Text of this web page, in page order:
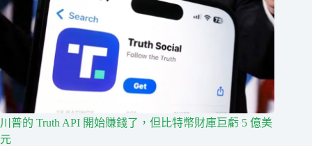
川普的 Truth API 開始賺錢了，但比特幣財庫巨虧 5 億美
元